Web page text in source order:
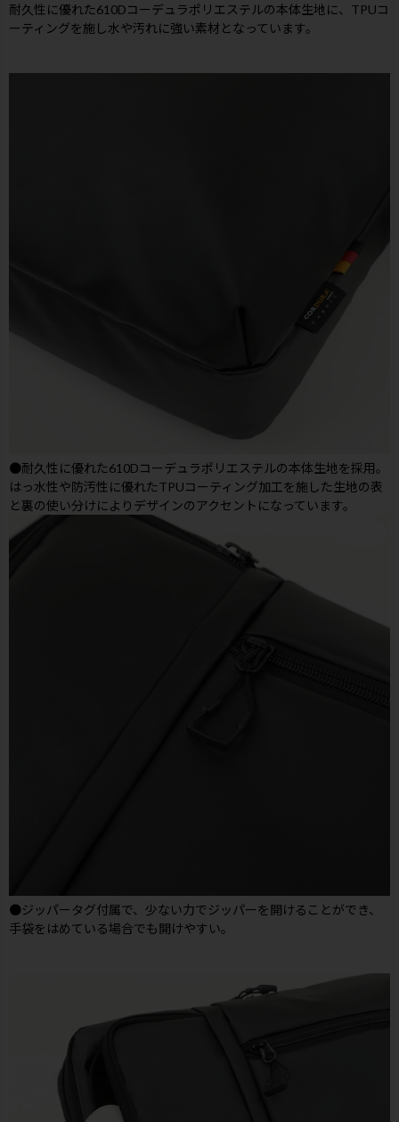
耐久性に優れた610Dコーデュラポリエステルの本体生地に、TPUコ
ーティングを施し水や汚れに強い素材となっています。
●耐久性に優れた610Dコーデュラポリエステルの本体生地を採用。
はっ水性や防汚性に優れたTPUコーティング加工を施した生地の表
と裏の使い分けによりデザインのアクセントになっています。
●ジッパータグ付属で、少ない力でジッパーを開けることができ、
手袋をはめている場合でも開けやすい。